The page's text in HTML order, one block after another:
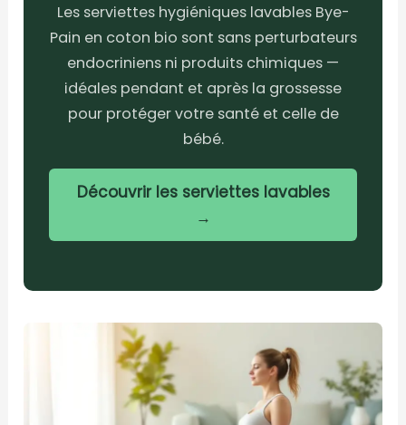
Les serviettes hygiéniques lavables Bye-
Pain en coton bio sont sans perturbateurs
endocriniens ni produits chimiques —
idéales pendant et après la grossesse
pour protéger votre santé et celle de
bébé.
Découvrir les serviettes lavables
→